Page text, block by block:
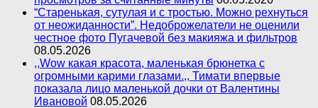
“Старенькая, сутулая и с тростью. Можно рехнуться
от неожиданности”. Недоброжелатели не оценили
честное фото Пугачевой без макияжа и фильтров
08.05.2026
,,Wow какая красота, маленькая брюнетка с
огромными карими глазами.,, Тимати впервые
показала лицо маленькой дочки от Валентины
Ивановой 08.05.2026